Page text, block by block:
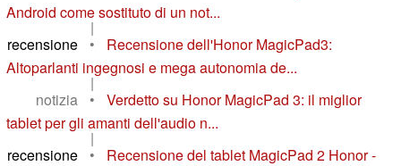
Android come sostituto di un not...
|
recensione
•
Recensione dell'Honor MagicPad3:
Altoparlanti ingegnosi e mega autonomia de...
|
notizia
•
Verdetto su Honor MagicPad 3: il miglior
tablet per gli amanti dell'audio n...
|
recensione
•
Recensione del tablet MagicPad 2 Honor -